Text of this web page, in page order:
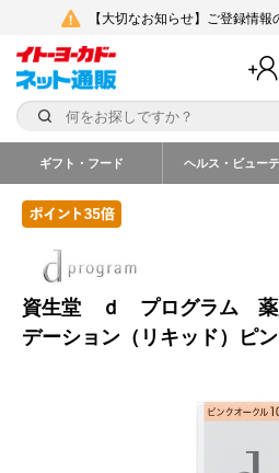
【大切なお知らせ】ご登録情
ギフト・フード ヘルス・ビュー
資生堂 ｄ プログラム 薬
デーション（リキッド）ピ